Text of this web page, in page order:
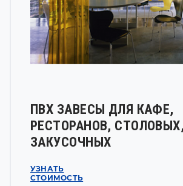
ПВХ ЗАВЕСЫ ДЛЯ КАФЕ,
РЕСТОРАНОВ, СТОЛОВЫХ,
ЗАКУСОЧНЫХ
УЗНАТЬ
СТОИМОСТЬ